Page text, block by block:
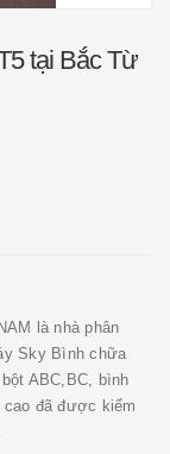
tại Bắc Từ
là nhà phân
Sky Bình chữa
ABC,BC, bình
đã được kiểm